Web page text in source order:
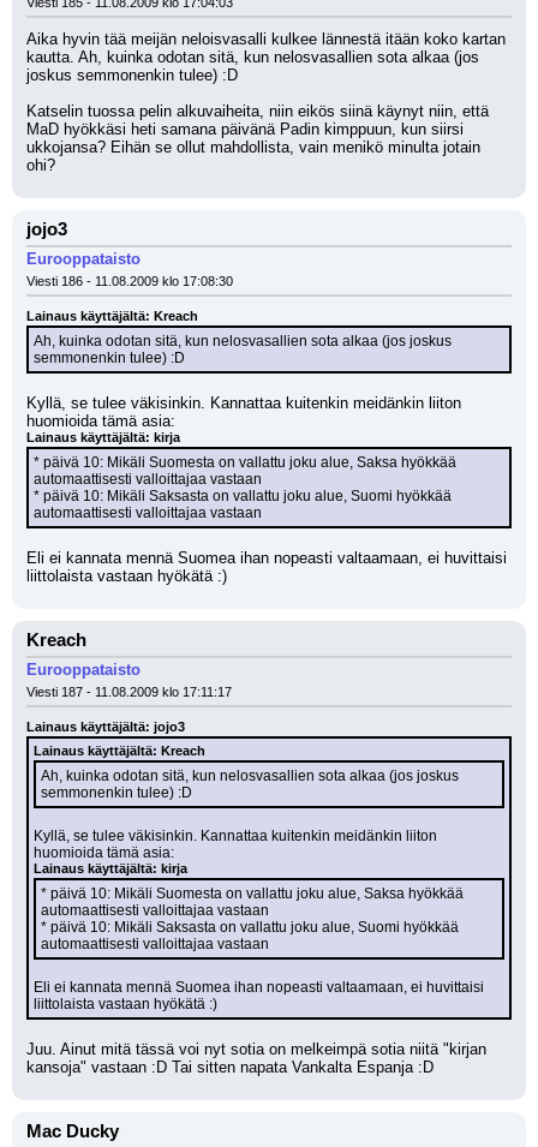
Aika hyvin tää meijän neloisvasalli kulkee lännestä itään koko kartan
kautta. Ah, kuinka odotan sitä, kun nelosvasallien sota alkaa (jos
joskus semmonenkin tulee) :D
Katselin tuossa pelin alkuvaiheita, niin eikös siinä käynyt niin, että
MaD hyökkäsi heti samana päivänä Padin kimppuun, kun siirsi
ukkojansa? Eihän se ollut mahdollista, vain menikö minulta jotain
ohi?
jojo3
Eurooppataisto
Viesti 186 - 11.08.2009 klo 17:08:30
Lainaus käyttäjältä: Kreach
Ah, kuinka odotan sitä, kun nelosvasallien sota alkaa (jos joskus
semmonenkin tulee) :D
Kyllä, se tulee väkisinkin. Kannattaa kuitenkin meidänkin liiton
huomioida tämä asia:
Lainaus käyttäjältä: kirja
* päivä 10: Mikäli Suomesta on vallattu joku alue, Saksa hyökkää
automaattisesti valloittajaa vastaan
* päivä 10: Mikäli Saksasta on vallattu joku alue, Suomi hyökkää
automaattisesti valloittajaa vastaan
Eli ei kannata mennä Suomea ihan nopeasti valtaamaan, ei huvittaisi
liittolaista vastaan hyökätä :)
Kreach
Eurooppataisto
Viesti 187 - 11.08.2009 klo 17:11:17
Lainaus käyttäjältä: jojo3
Lainaus käyttäjältä: Kreach
Ah, kuinka odotan sitä, kun nelosvasallien sota alkaa (jos joskus
semmonenkin tulee) :D
Kyllä, se tulee väkisinkin. Kannattaa kuitenkin meidänkin liiton
huomioida tämä asia:
Lainaus käyttäjältä: kirja
* päivä 10: Mikäli Suomesta on vallattu joku alue, Saksa hyökkää
automaattisesti valloittajaa vastaan
* päivä 10: Mikäli Saksasta on vallattu joku alue, Suomi hyökkää
automaattisesti valloittajaa vastaan
Eli ei kannata mennä Suomea ihan nopeasti valtaamaan, ei huvittaisi
liittolaista vastaan hyökätä :)
Juu. Ainut mitä tässä voi nyt sotia on melkeimpä sotia niitä "kirjan
kansoja" vastaan :D Tai sitten napata Vankalta Espanja :D
Mac Ducky